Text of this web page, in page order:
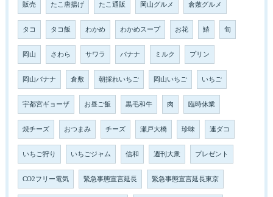
販売 たこ唐揚げ たこ通販 岡山グルメ 倉敷グルメ
タコ タコ飯 わかめ わかめスープ お花 鰆 旬
岡山 さわら サワラ バナナ ミルク プリン
岡山バナナ 倉敷 朝採れいちご 岡山いちご いちご
宇都宮ギョーザ お昼ご飯 黒毛和牛 肉 臨時休業
焼チーズ おつまみ チーズ 瀬戸大橋 珍味 連ダコ
いちご狩り いちごジャム 信和 週刊大衆 プレゼント
CO2フリー電気 緊急事態宣言延長 緊急事態宣言延長東京